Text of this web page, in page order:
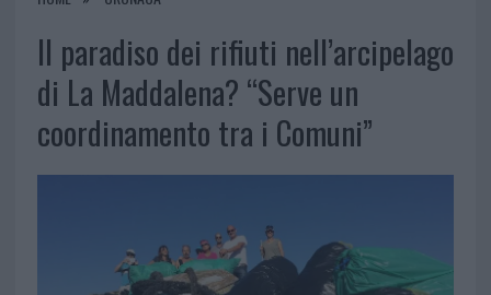
Il paradiso dei rifiuti nell’arcipelago
di La Maddalena? “Serve un
coordinamento tra i Comuni”